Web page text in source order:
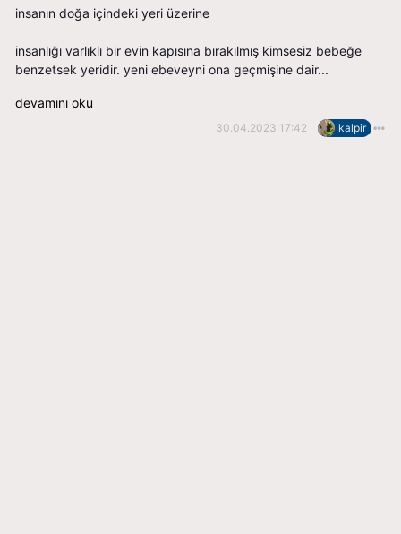
i̇nsanın doğa i̇çindeki yeri üzerine
i̇nsanlığı varlıklı bir evin kapısına bırakılmış kimsesiz bebeğe
benzetsek yeridir. yeni ebeveyni ona geçmişine dair...
devamını oku
30.04.2023 17:42 kalpir